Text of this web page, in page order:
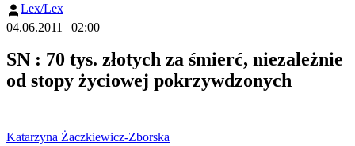
Lex/Lex
04.06.2011 | 02:00
SN : 70 tys. złotych za śmierć, niezależnie
od stopy życiowej pokrzywdzonych
Katarzyna Żaczkiewicz-Zborska